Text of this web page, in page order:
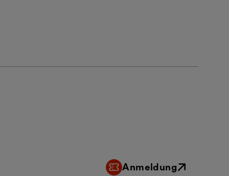
Anmeldung
Externer Link